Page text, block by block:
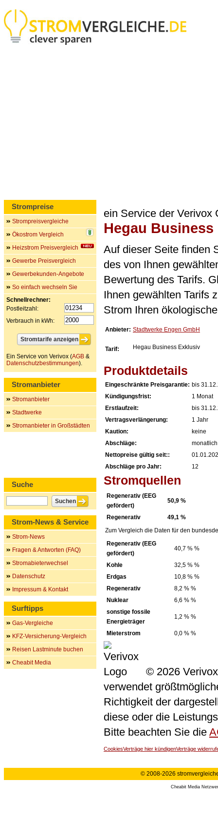
ein Service der Verivox
Hegau
Auf dieser Seite finden
des von Ihnen
Bewertung des Tarifs.
Ihnen gewählten Tarifs
Strom Ihren
Anbieter: Stadtwerke Engen GmbH
Tarif: Hegau Business Exklusiv
Produktdetails
Eingeschränkte Preisgarantie: bis
Kündigungsfrist:
1 Monat
Erstlaufzeit:
bis
Vertragsverlängerung:
1 Jahr
Kaution:
keine
Abschläge:
monatlich
Nettopreise gültig seit::
Abschläge pro Jahr:
12
Stromquellen
Regenerativ (EEG
gefördert)
50,9 %
Regenerativ
49,1 %
Zum Vergleich die Daten für den
Regenerativ (EEG
gefördert)
40,7 % %
Kohle
32,5 % %
Erdgas
10,8 % %
Regenerativ
8,2 % %
Nuklear
6,6 % %
sonstige fossile
Energieträger
1,2 % %
Mieterstrom 0,0 % %
© 2026
verwendet
Richtigkeit der
diese oder die
Bitte beachten Sie die
CookiesVerträge hier kündigenVerträge
Strompreise
Strompreisvergleiche
Ökostrom Vergleich
Heizstrom Preisvergleich
Gewerbe Preisvergleich
Gewerbekunden-Angebote
So einfach wechseln Sie
Schnellrechner:
Postleitzahl:
Verbrauch in kWh:
Ein Service von Verivox (AGB &
Datenschutzbestimmungen).
Stromanbieter
Stromanbieter
Stadtwerke
Stromanbieter in Großstädten
Suche
Strom-News & Service
Strom-News
Fragen & Antworten (FAQ)
Stromabieterwechsel
Datenschutz
Impressum & Kontakt
Surftipps
Gas-Vergleiche
KFZ-Versicherung-Vergleich
Reisen Lastminute buchen
Cheabit Media
© 2008-2026
Cheabit Media